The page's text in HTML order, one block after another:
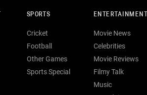
SPORTS
Cricket
Football
Other Games
Sports Special
ENTERTAINMENT
Movie News
Celebrities
Movie Reviews
Filmy Talk
Music